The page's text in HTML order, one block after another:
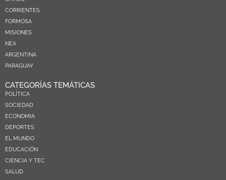
CORRIENTES
FORMOSA
MISIONES
NEA
ARGENTINA
PARAGUAY
CATEGORÍAS TEMÁTICAS
POLÍTICA
SOCIEDAD
ECONOMIA
DEPORTES
EL MUNDO
EDUCACIÓN
CIENCIA Y TEC
SALUD